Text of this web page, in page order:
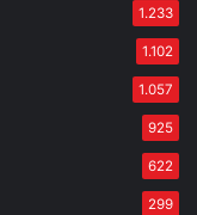
1.233
1.102
1.057
925
622
299